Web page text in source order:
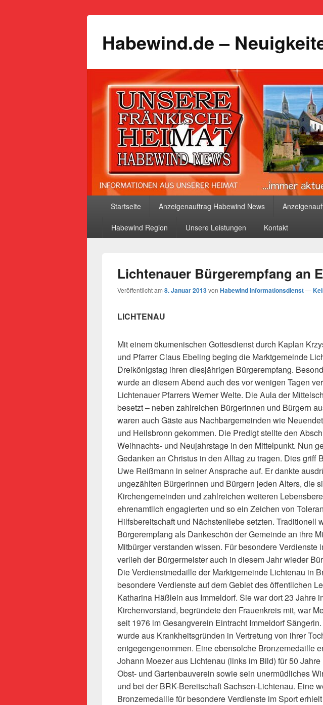
Habewind.de –
Startseite Anzeigenauftrag Habewind News
Habewind Region Unsere Leistungen Kontakt
Lichtenauer Bürgerempfang an
Veröffentlicht am 8. Januar 2013von Habewind Informationsdienst—
LICHTENAU
Mit einem ökumenischen Gottesdienst durch Kaplan
und Pfarrer Claus Ebeling beging die Marktgemeinde
Dreikönigstag ihren diesjährigen Bürgerempfang.
wurde an diesem Abend auch des vor wenigen Tagen
Lichtenauer Pfarrers Werner Welte. Die Aula der
besetzt – neben zahlreichen Bürgerinnen und Bürgern
waren auch Gäste aus Nachbargemeinden wie
und Heilsbronn gekommen. Die Predigt stellte den
Weihnachts- und Neujahrstage in den Mittelpunkt. Nun
Gedanken an Christus in den Alltag zu tragen. Dies griff
Uwe Reißmann in seiner Ansprache auf. Er dankte
ungezählten Bürgerinnen und Bürgern jeden Alters, die
Kirchengemeinden und zahlreichen weiteren
ehrenamtlich engagierten und so ein Zeichen von
Hilfsbereitschaft und Nächstenliebe setzten. Traditionell
Bürgerempfang als Dankeschön der Gemeinde an ihre
Mitbürger verstanden wissen. Für besondere Verdienste
verlieh der Bürgermeister auch in diesem Jahr wieder
Die Verdienstmedaille der Marktgemeinde Lichtenau in
besondere Verdienste auf dem Gebiet des öffentlichen
Katharina Häßlein aus Immeldorf. Sie war dort 23 Jahre
Kirchenvorstand, begründete den Frauenkreis mit, war
seit 1976 im Gesangverein Eintracht Immeldorf
wurde aus Krankheitsgründen in Vertretung von ihrer
entgegengenommen. Eine ebensolche Bronzemedaille
Johann Moezer aus Lichtenau (links im Bild) für 50
Obst- und Gartenbauverein sowie sein unermüdliches
und bei der BRK-Bereitschaft Sachsen-Lichtenau. Eine
Bronzemedaille für besondere Verdienste im Sport